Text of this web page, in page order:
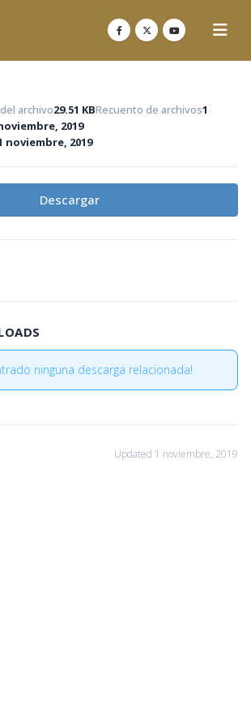
archivo29.51 KBRecuento de archivos1
2019
noviembre, 2019
Descargar
ninguna descarga relacionada!
Updated 1 noviembre, 2019